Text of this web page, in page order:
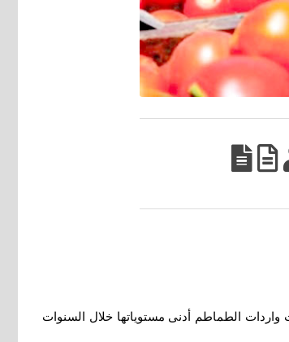
واردات الطماطم أدنى مستوياتها خلال السنوات